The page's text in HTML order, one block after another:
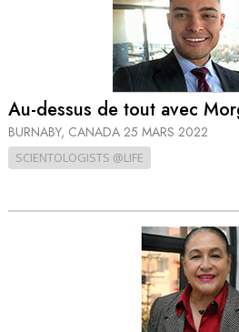
Au-dessus de tout avec
BURNABY, CANADA 25 MARS 2022
SCIENTOLOGISTS @LIFE